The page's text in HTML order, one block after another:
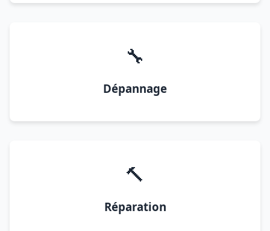
🔧
Dépannage
🔨
Réparation